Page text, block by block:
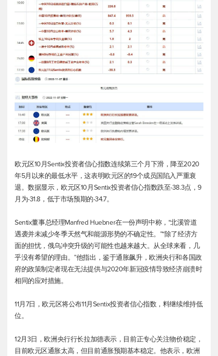
欧元区10月Sentix投资者信心指数连续第三个月下滑，降至2020
年5月以来的最低水平，这表明欧元区的19个成员国陷入严重衰
退。数据显示，欧元区10月Sentix投资者信心指数跌至-38.3点，9
月为-31.8，低于市场预期的-34.7。
Sentix董事总经理Manfred Huebner在一份声明中称，“北溪管道
遇袭并未减少冬季天然气和能源形势的不确定性。”“除了经济方
面的担忧，俄乌冲突升级的可能性也越来越大。从全球来看，几
乎没有希望的理由。”他指出，鉴于通胀飙升，欧洲央行和各国政
府的政策制定者现在无法提供与2020年新冠疫情导致经济崩溃时
相同的应对措施。
11月7日，欧元区将公布11月Sentix投资者信心指数，料继续维持低
位。
12月3日，欧洲央行行长拉加德表示，目前正专心关注物价稳定，
目前欧元区通胀太高，但目前通胀预期基本稳定。他表示，欧洲